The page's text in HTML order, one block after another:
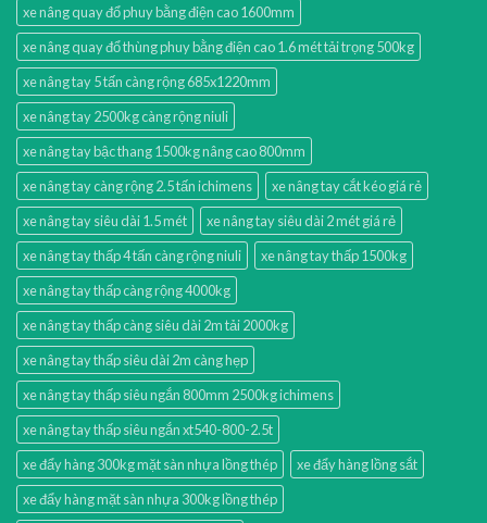
xe nâng quay đổ phuy bằng điện cao 1600mm
xe nâng quay đổ thùng phuy bằng điện cao 1.6 mét tải trọng 500kg
xe nâng tay 5 tấn càng rộng 685x1220mm
xe nâng tay 2500kg càng rộng niuli
xe nâng tay bậc thang 1500kg nâng cao 800mm
xe nâng tay càng rộng 2.5 tấn ichimens
xe nâng tay cắt kéo giá rẻ
xe nâng tay siêu dài 1.5 mét
xe nâng tay siêu dài 2 mét giá rẻ
xe nâng tay thấp 4 tấn càng rộng niuli
xe nâng tay thấp 1500kg
xe nâng tay thấp càng rộng 4000kg
xe nâng tay thấp càng siêu dài 2m tải 2000kg
xe nâng tay thấp siêu dài 2m càng hẹp
xe nâng tay thấp siêu ngắn 800mm 2500kg ichimens
xe nâng tay thấp siêu ngắn xt540-800-2.5t
xe đẩy hàng 300kg mặt sàn nhựa lồng thép
xe đẩy hàng lồng sắt
xe đẩy hàng mặt sàn nhựa 300kg lồng thép